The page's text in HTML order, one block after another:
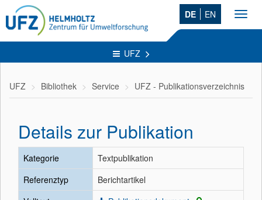
DE EN
UFZ
UFZ Bibliothek Service UFZ - Publikationsverzeichnis
Details zur Publikation
Kategorie
Textpublikation
Referenztyp
Berichtartikel